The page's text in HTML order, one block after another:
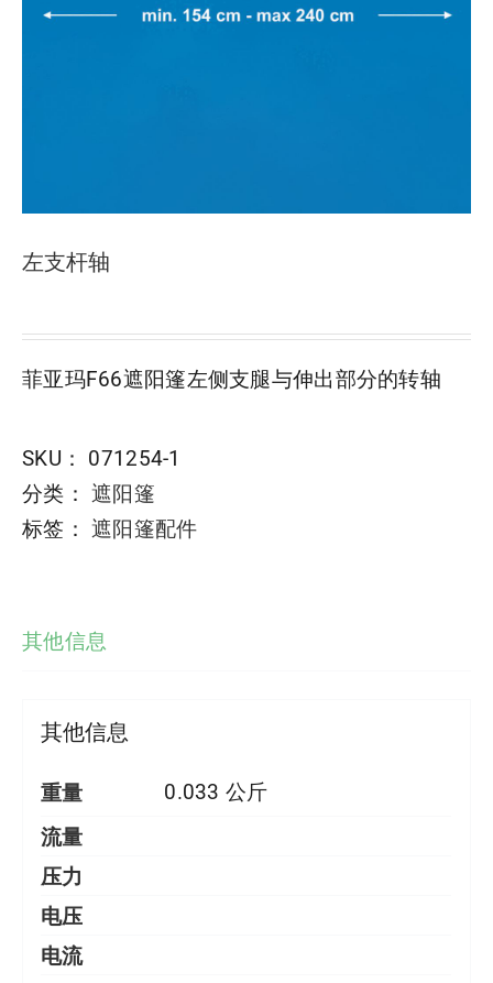
左支杆轴
菲亚玛F66遮阳篷左侧支腿与伸出部分的转轴
SKU： 071254-1
分类：遮阳篷
标签：遮阳篷配件
其他信息
其他信息
重量 0.033 公斤
流量
压力
电压
电流